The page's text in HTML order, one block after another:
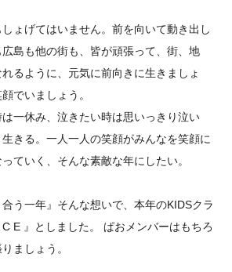
ょげてはいません。前を向いて動き出し
島も他の街も、皆が頑張って、街、地
るように、元気に前向きに生きましょ
でいましょう。
一休み、泣きたい時は思いっきり泣い
きる。一人一人の笑顔がみんなを笑顔に
ていく、そんな素敵な年にしたい。
合う一年』そんな想いで、本年のKIDSクラ
E 』としました。 ぱおメンバーはもちろ
ましょう。